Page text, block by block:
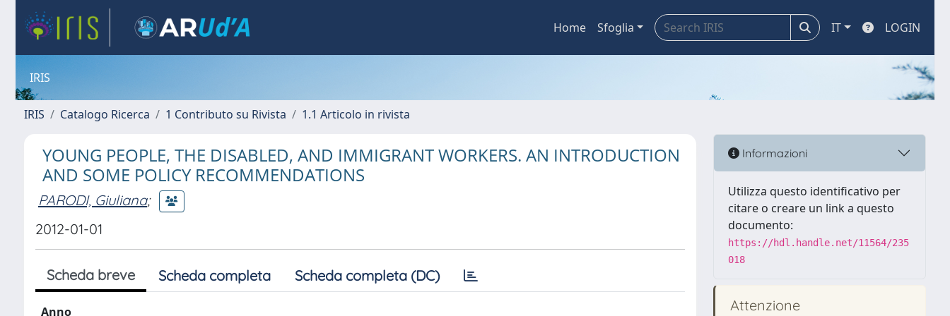
Home Sfoglia IT LOGIN
IRIS
IRIS Catalogo Ricerca 1 Contributo su Rivista 1.1 Articolo in rivista
YOUNG PEOPLE, THE DISABLED, AND IMMIGRANT WORKERS. AN INTRODUCTION
AND SOME POLICY RECOMMENDATIONS
PARODI, Giuliana;
2012-01-01
Scheda breve Scheda completa Scheda completa (DC)
Anno
Informazioni
Utilizza questo identificativo per
citare o creare un link a questo
documento:
https://hdl.handle.net/11564/235
018
Attenzione